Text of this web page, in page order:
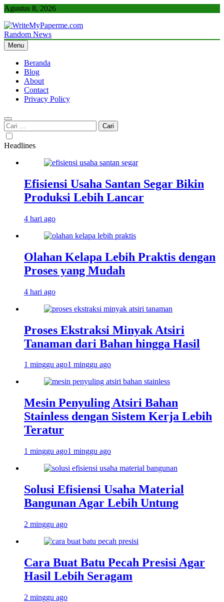
Skip
content
Agustus 8, 2026
WriteMyPaperme.com
Bisnis, Kuliner, Teknologi
Random News
Menu
Beranda
Blog
About
Contact
Privacy Policy
Cari
untuk:
Headlines
Efisiensi Usaha Santan Segar Bikin
Produksi Lebih Lancar
4 hari ago
Olahan Kelapa Lebih Praktis dengan
Proses yang Mudah
4 hari ago
Proses Ekstraksi Minyak Atsiri
Tanaman dari Bahan hingga Hasil
1 minggu ago1 minggu ago
Mesin Penyuling Atsiri Bahan
Stainless dengan Sistem Kerja Lebih
Teratur
1 minggu ago1 minggu ago
Solusi Efisiensi Usaha Material
Bangunan Agar Lebih Untung
2 minggu ago
Cara Buat Batu Pecah Presisi Agar
Hasil Lebih Seragam
2 minggu ago